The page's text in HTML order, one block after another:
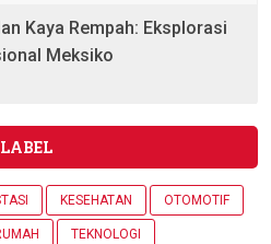
Kaya Rempah: Eksplorasi
Meksiko
LABEL
KESEHATAN OTOMOTIF
TEKNOLOGI